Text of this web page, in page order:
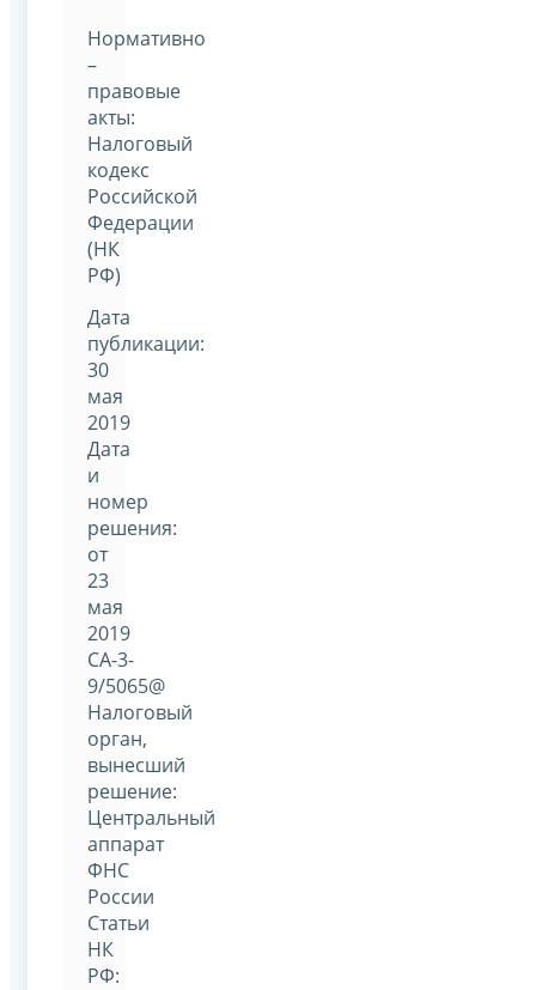
Нормативно
–
правовые
акты:
Налоговый
кодекс
Российской
Федерации
(НК
РФ)
Дата
публикации:
30
мая
2019
Дата
и
номер
решения:
от
23
мая
2019
СА-3-
9/5065@
Налоговый
орган,
вынесший
решение:
Центральный
аппарат
ФНС
России
Статьи
НК
РФ: